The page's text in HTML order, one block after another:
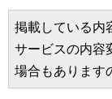
掲載している内
サービスの内容
場合もあります